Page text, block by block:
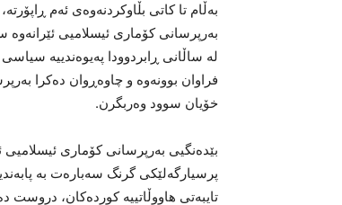
بەڵام تا کاتی بڵاوکردنەوەی ئەم
بەرپرسانی کۆماری ئیسلامیی ئێرانەوە
لە ساڵانی ڕابردوودا پەیوەندییە
فراوان بوونەوە و چاوەڕوان دەکرا
خۆیان سوود وەربگرن.
بێدەنگیی بەرپرسانی کۆماری
پرسیارگەلێکی گرنگ سەبارەت بە
تایبەتی هاووڵاتییە کوردەکان،